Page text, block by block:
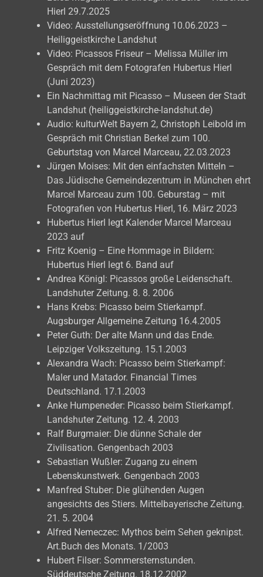
Hierl 29.7.2025
Video: Ausstellungseröffnung 10.06.2023 –
Heiliggeistkirche Landshut
Video: Picassos Friseur – Melissa Müller im
Gespräch mit dem Fotografen Hubertus Hierl
(Juni 2023)
Ein Nachmittag mit Picasso – Museen der Stadt
Landshut (heiliggeistkirche-landshut.de)
Audio: kulturWelt Bayern 2, Christoph Leibold im
Gespräch mit Christian Berkel zum 100.
Geburtstag von Marcel Marceau, 22.03.2023
Jürgen Moises: Mit den einfachsten Mitteln –
Das Jüdische Gemeindezentrum in München ehrt
Marcel Marceau zum 100. Geburstag – mit
Fotografien von Hubertus Hierl, 16. März 2023
Hubertus Hierl legt Kalender Marcel Marceau
2023 auf
Fritz Koenig – Eine Hommage in Bildern:
Hubertus Hierl legt 6. Band auf
Andrea Königl: Picassos große Leidenschaft.
Landshuter Zeitung. 8. 8. 2006
Hans Krebs: Picasso beim Stierkampf.
Augsburger Allgemeine Zeitung 16.4.2005
Peter Guth: Der alte Mann und das Ende.
Leipziger Volkszeitung. 15.1.2003
Alexandra Wach: Picasso beim Stierkampf:
Maler und Matador. Financial Times
Deutschland. 17.1.2003
Anke Humpeneder: Picasso beim Stierkampf.
Landshuter Zeitung. 12. 4. 2003
Ralf Burgmaier: Die dünne Schale der
Zivilisation. Gengenbach 2003
Sebastian Wußler: Zugang zu einem
Lebenskunstwerk. Gengenbach 2003
Manfred Stuber: Die glühenden Augen
angesichts des Stiers. Mittelbayerische Zeitung.
21. 5. 2004
Alfred Nemeczec: Mythos beim Sehen geknipst.
Art.Buch des Monats. 1/2003
Hubert Filser: Sommersternstunden.
Süddeutsche Zeitung. 18.12.2002